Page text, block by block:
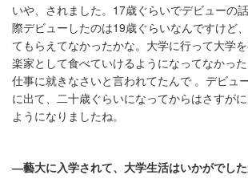
いや、されました。17歳ぐらいでデビューの
際デビューしたのは19歳ぐらいなんですけど
てもらえてなかったかな。大学に行って大学
楽家として食べていけるようになってなかっ
仕事に就きなさいと言われてたんで 。デビュ
に出て、二十歳ぐらいになってからはさすが
ようになりましたね。
―藝大に入学されて、大学生活はいかがでした